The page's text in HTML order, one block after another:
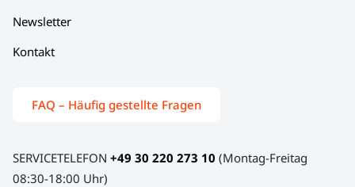
Newsletter
Kontakt
FAQ – Häufig gestellte Fragen
SERVICETELEFON +49 30 220 273 10 (Montag-Freitag
08:30-18:00 Uhr)